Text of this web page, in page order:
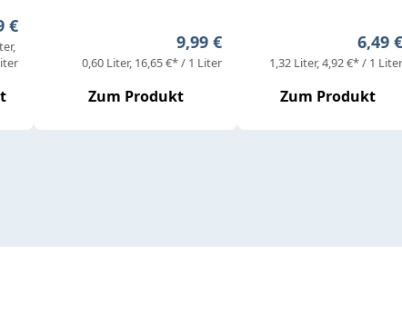
Preis:
€
Regulärer Preis:
9,99 €
0,60 Liter 16,65 €* / 1 Liter
Zum Produkt
6,49 €
1,32 Liter 4,92 €* / 1 Liter
Zum Produkt